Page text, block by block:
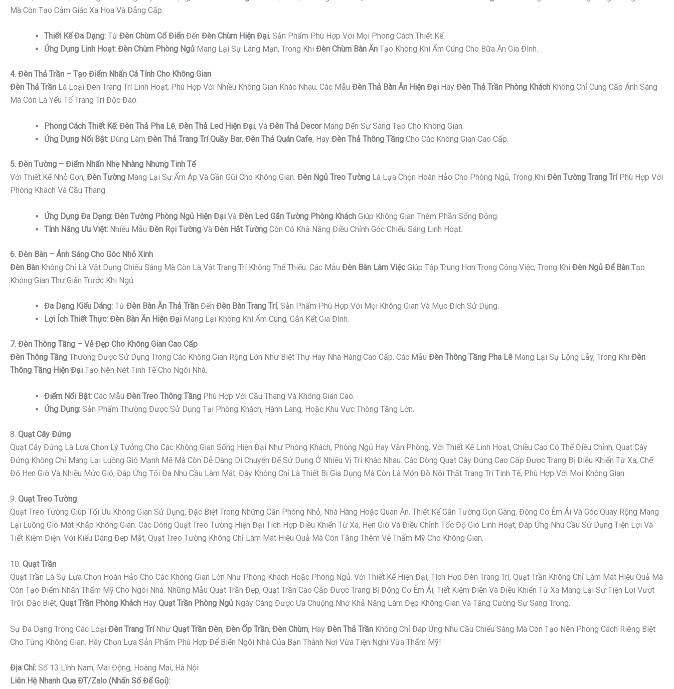
Mà Còn Tạo Cảm Giác Xa Hoa Và Đẳng Cấp.
Thiết Kế Đa Dạng: Từ Đèn Chùm Cổ Điển Đến Đèn Chùm Hiện Đại, Sản Phẩm Phù Hợp Với Mọi Phong Cách Thiết Kế.
Ứng Dụng Linh Hoạt: Đèn Chùm Phòng Ngủ Mang Lại Sự Lãng Mạn, Trong Khi Đèn Chùm Bàn Ăn Tạo Không Khí Ấm Cúng Cho Bữa Ăn Gia Đình.
4. Đèn Thả Trần – Tạo Điểm Nhấn Cá Tính Cho Không Gian
Đèn Thả Trần Là Loại Đèn Trang Trí Linh Hoạt, Phù Hợp Với Nhiều Không Gian Khác Nhau. Các Mẫu Đèn Thả Bàn Ăn Hiện Đại Hay Đèn Thả Trần Phòng Khách Không Chỉ Cung Cấp Ánh Sáng
Mà Còn Là Yếu Tố Trang Trí Độc Đáo.
Phong Cách Thiết Kế: Đèn Thả Pha Lê, Đèn Thả Led Hiện Đại, Và Đèn Thả DecorMang Đến Sự Sáng Tạo Cho Không Gian.
Ứng Dụng Nổi Bật: Dùng Làm Đèn Thả Trang Trí Quầy Bar, Đèn Thả Quán Cafe, Hay Đèn Thả Thông Tầng Cho Các Không Gian Cao Cấp.
5. Đèn Tường – Điểm Nhấn Nhẹ Nhàng Nhưng Tinh Tế
Với Thiết Kế Nhỏ Gọn, Đèn Tường Mang Lại Sự Ấm Áp Và Gần Gũi Cho Không Gian. Đèn Ngủ Treo Tường Là Lựa Chọn Hoàn Hảo Cho Phòng Ngủ, Trong Khi Đèn Tường Trang TríPhù Hợp Với
Phòng Khách Và Cầu Thang.
Ứng Dụng Đa Dạng: Đèn Tường Phòng Ngủ Hiện Đại Và Đèn Led Gắn Tường Phòng Khách Giúp Không Gian Thêm Phần Sống Động.
Tính Năng Ưu Việt: Nhiều Mẫu Đèn Rọi Tường Và Đèn Hắt Tường Còn Có Khả Năng Điều Chỉnh Góc Chiếu Sáng Linh Hoạt.
6. Đèn Bàn – Ánh Sáng Cho Góc Nhỏ Xinh
Đèn Bàn Không Chỉ Là Vật Dụng Chiếu Sáng Mà Còn Là Vật Trang Trí Không Thể Thiếu. Các Mẫu Đèn Bàn Làm ViệcGiúp Tập Trung Hơn Trong Công Việc, Trong Khi Đèn Ngủ Để Bàn Tạo
Không Gian Thư Giãn Trước Khi Ngủ.
Đa Dạng Kiểu Dáng: Từ Đèn Bàn Ăn Thả Trần Đến Đèn Bàn Trang Trí, Sản Phẩm Phù Hợp Với Mọi Không Gian Và Mục Đích Sử Dụng.
Lợi Ích Thiết Thực: Đèn Bàn Ăn Hiện Đại Mang Lại Không Khí Ấm Cúng, Gắn Kết Gia Đình.
7. Đèn Thông Tầng – Vẻ Đẹp Cho Không Gian Cao Cấp
Đèn Thông Tầng Thường Được Sử Dụng Trong Các Không Gian Rộng Lớn Như Biệt Thự Hay Nhà Hàng Cao Cấp. Các Mẫu Đèn Thông Tầng Pha Lê Mang Lại Sự Lộng Lẫy, Trong Khi Đèn
Thông Tầng Hiện Đại Tạo Nên Nét Tinh Tế Cho Ngôi Nhà.
Điểm Nổi Bật: Các Mẫu Đèn Treo Thông Tầng Phù Hợp Với Cầu Thang Và Không Gian Cao.
Ứng Dụng: Sản Phẩm Thường Được Sử Dụng Tại Phòng Khách, Hành Lang, Hoặc Khu Vực Thông Tầng Lớn.
8. Quạt Cây Đứng
Quạt Cây Đứng Là Lựa Chọn Lý Tưởng Cho Các Không Gian Sống Hiện Đại Như Phòng Khách, Phòng Ngủ Hay Văn Phòng. Với Thiết Kế Linh Hoạt, Chiều Cao Có Thể Điều Chỉnh, Quạt Cây
Đứng Không Chỉ Mang Lại Luồng Gió Mạnh Mẽ Mà Còn Dễ Dàng Di Chuyển Để Sử Dụng Ở Nhiều Vị Trí Khác Nhau. Các Dòng Quạt Cây Đứng Cao Cấp Được Trang Bị Điều Khiển Từ Xa, Chế
Độ Hẹn Giờ Và Nhiều Mức Gió, Đáp Ứng Tối Đa Nhu Cầu Làm Mát. Đây Không Chỉ Là Thiết Bị Gia Dụng Mà Còn Là Món Đồ Nội Thất Trang Trí Tinh Tế, Phù Hợp Với Mọi Không Gian.
9. Quạt Treo Tường
Quạt Treo Tường Giúp Tối Ưu Không Gian Sử Dụng, Đặc Biệt Trong Những Căn Phòng Nhỏ, Nhà Hàng Hoặc Quán Ăn. Thiết Kế Gắn Tường Gọn Gàng, Động Cơ Êm Ái Và Góc Quay Rộng Mang
Lại Luồng Gió Mát Khắp Không Gian. Các Dòng Quạt Treo Tường Hiện Đại Tích Hợp Điều Khiển Từ Xa, Hẹn Giờ Và Điều Chỉnh Tốc Độ Gió Linh Hoạt, Đáp Ứng Nhu Cầu Sử Dụng Tiện Lợi Và
Tiết Kiệm Điện. Với Kiểu Dáng Đẹp Mắt, Quạt Treo Tường Không Chỉ Làm Mát Hiệu Quả Mà Còn Tăng Thêm Vẻ Thẩm Mỹ Cho Không Gian.
10. Quạt Trần
Quạt Trần Là Sự Lựa Chọn Hoàn Hảo Cho Các Không Gian Lớn Như Phòng Khách Hoặc Phòng Ngủ. Với Thiết Kế Hiện Đại, Tích Hợp Đèn Trang Trí, Quạt Trần Không Chỉ Làm Mát Hiệu Quả Mà
Còn Tạo Điểm Nhấn Thẩm Mỹ Cho Ngôi Nhà. Những Mẫu Quạt Trần Đẹp, Quạt Trần Cao Cấp Được Trang Bị Động Cơ Êm Ái, Tiết Kiệm Điện Và Điều Khiển Từ Xa Mang Lại Sự Tiện Lợi Vượt
Trội. Đặc Biệt, Quạt Trần Phòng Khách Hay Quạt Trần Phòng Ngủ Ngày Càng Được Ưa Chuộng Nhờ Khả Năng Làm Đẹp Không Gian Và Tăng Cường Sự Sang Trọng.
Sự Đa Dạng Trong Các Loại Đèn Trang TríNhư Quạt Trần Đèn, Đèn Ốp Trần, Đèn Chùm, Hay Đèn Thả Trần Không Chỉ Đáp Ứng Nhu Cầu Chiếu Sáng Mà Còn Tạo Nên Phong Cách Riêng Biệt
Cho Từng Không Gian. Hãy Chọn Lựa Sản Phẩm Phù Hợp Để Biến Ngôi Nhà Của Bạn Thành Nơi Vừa Tiện Nghi Vừa Thẩm Mỹ!
Địa Chỉ: Số 13 Lĩnh Nam, Mai Động, Hoàng Mai, Hà Nội
Liên Hệ Nhanh Qua ĐT/Zalo (nhấn Số Để Gọi):